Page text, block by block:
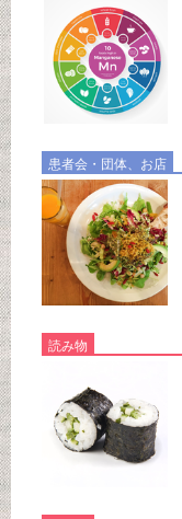
患者会・団体、お店
読み物